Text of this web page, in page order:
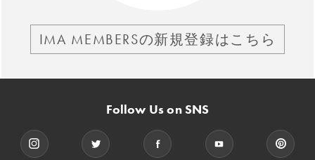
IMA MEMBERSの新規登録はこちら
Follow Us on SNS